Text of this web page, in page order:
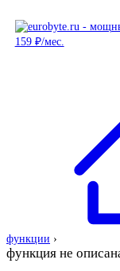
функции ›
функция не